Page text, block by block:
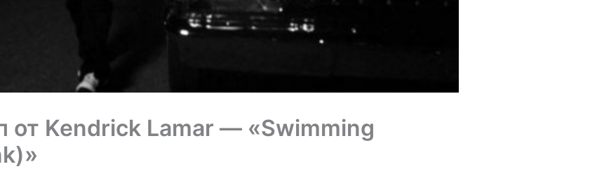
от Kendrick Lamar — «Swimming